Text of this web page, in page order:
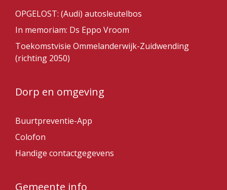
OPGELOST: (Audi) autosleutelbos
In memoriam: Ds Eppo Vroom
Toekomstvisie Ommelanderwijk-Zuidwending
(richting 2050)
Dorp en omgeving
Buurtpreventie-App
Colofon
Handige contactgegevens
Gemeente info